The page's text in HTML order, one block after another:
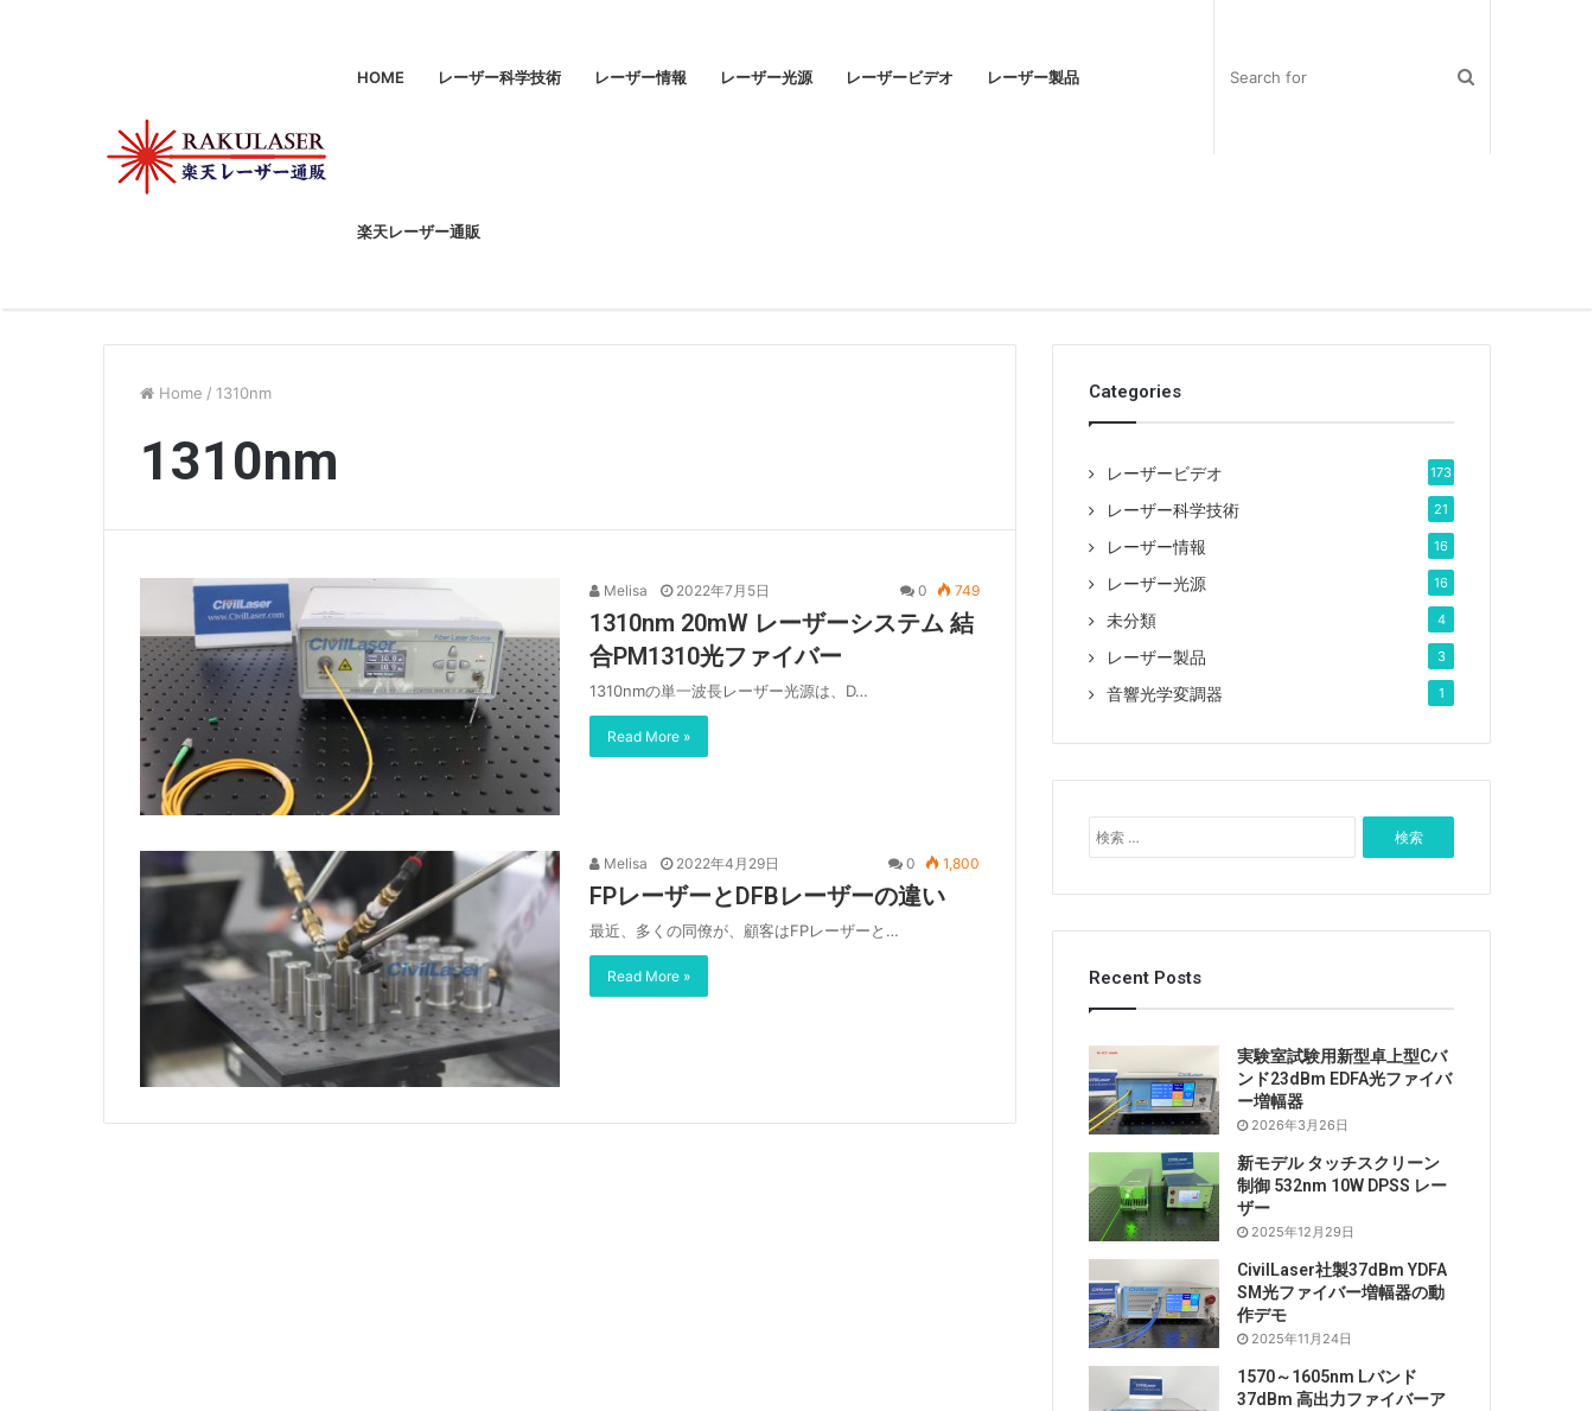
HOME レーザー科学技術 レーザー情報 レーザー光源 レーザービデオ レーザー製品
楽天レーザー通販
Home / 1310nm
1310nm
Melisa 2022年7月5日 0 749
1310nm 20mW レーザーシステム 結
合PM1310光ファイバー
1310nmの単一波長レーザー光源は、D…
Read More »
Melisa 2022年4月29日 0 1,800
FPレーザーとDFBレーザーの違い
最近、多くの同僚が、顧客はFPレーザーと…
Read More »
Categories
レーザービデオ 173
レーザー科学技術 21
レーザー情報 16
レーザー光源 16
未分類 4
レーザー製品 3
音響光学変調器 1
索
Recent Posts
実験室試験用新型卓上型Cバ
ンド23dBm EDFA光ファイバ
ー増幅器
2026年3月26日
新モデル タッチスクリーン
制御 532nm 10W DPSS レー
ザー
2025年12月29日
CivilLaser社製37dBm YDFA
SM光ファイバー増幅器の動
作デモ
2025年11月24日
1570～1605nm Lバンド
37dBm 高出力ファイバーア